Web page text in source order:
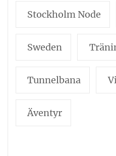
Stockholm Node
Sweden
Tunnelbana
Äventyr